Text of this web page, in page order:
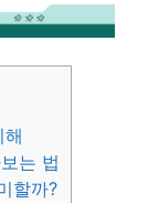
는 법
할까?